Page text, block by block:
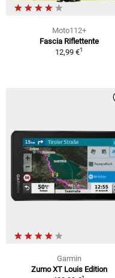
Moto112+
Fascia Riflettente
12,99 €1
Garmin
Zumo XT Louis Edition